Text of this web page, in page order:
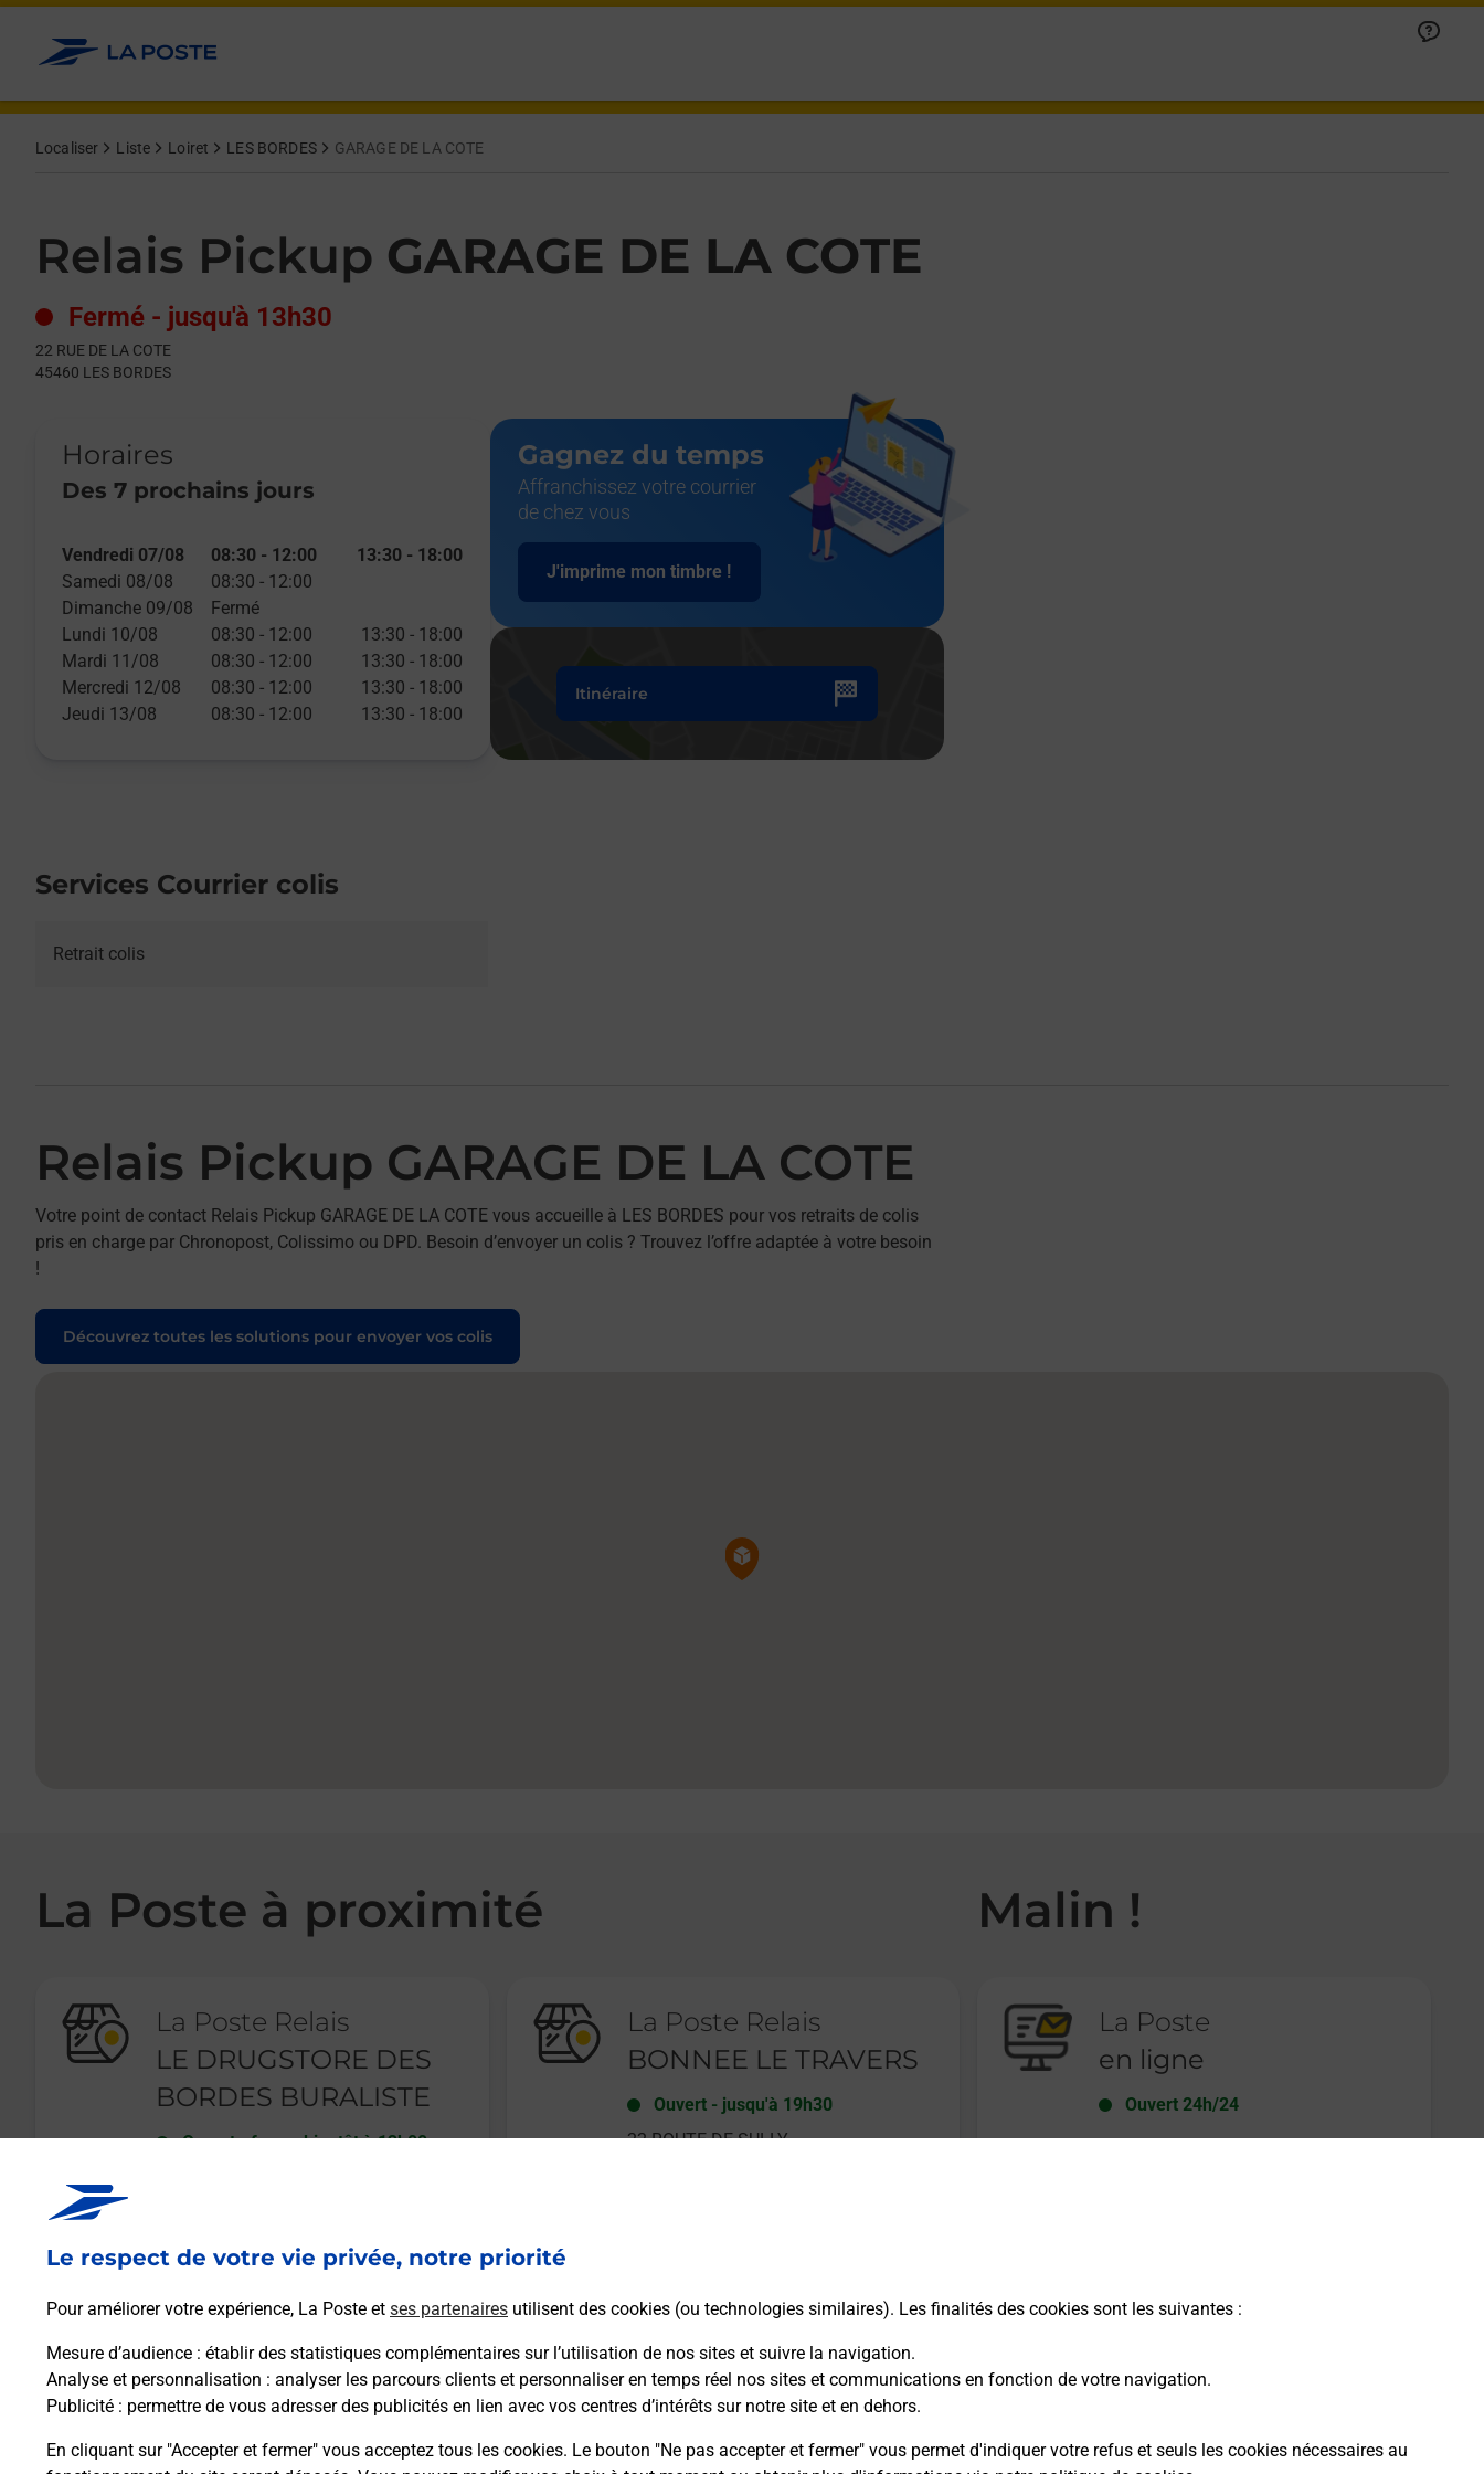
Le respect de votre vie privée, notre priorité
Pour améliorer votre expérience, La Poste et ses partenaires utilisent des cookies (ou technologies similaires). Les finalités des cookies sont les suivantes :
Mesure d’audience : établir des statistiques complémentaires sur l’utilisation de nos sites et suivre la navigation.
Analyse et personnalisation : analyser les parcours clients et personnaliser en temps réel nos sites et communications en fonction de votre navigation.
Publicité : permettre de vous adresser des publicités en lien avec vos centres d’intérêts sur notre site et en dehors.
En cliquant sur "Accepter et fermer" vous acceptez tous les cookies. Le bouton "Ne pas accepter et fermer" vous permet d'indiquer votre refus et seuls les cookies nécessaires au
Allez au contenu
Localiser Liste Loiret LES BORDES GARAGE DE LA COTE
Relais Pickup GARAGE DE LA COTE
Fermé - jusqu'à 13h30
22 RUE DE LA COTE
45460 LES BORDES
Horaires
Des 7 prochains jours
Day of the WeekHours
Vendredi 07/08 08:30 - 12:00 13:30 - 18:00
Samedi 08/08
08:30 - 12:00
Dimanche 09/08
Fermé
Lundi 10/08
08:30 - 12:00 13:30 - 18:00
Mardi 11/08
08:30 - 12:00 13:30 - 18:00
Mercredi 12/08
08:30 - 12:00 13:30 - 18:00
Jeudi 13/08
08:30 - 12:00 13:30 - 18:00
Gagnez du temps
Affranchissez votre courrier
de chez vous
J'imprime mon timbre !
Itinéraire
Services Courrier colis
Retrait colis
Relais Pickup GARAGE DE LA COTE
Votre point de contact Relais Pickup GARAGE DE LA COTE vous accueille à LES BORDES pour vos retraits de colis
pris en charge par Chronopost, Colissimo ou DPD. Besoin d’envoyer un colis ? Trouvez l’offre adaptée à votre besoin
!
Découvrez toutes les solutions pour envoyer vos colis
Pin de la carte
Get directions to Relais Pickup at 22 RUE DE LA COTE LES BORDES,
lien s'ouvre dans un nouvel onglet
La Poste à proximité
La Poste Relais
LE DRUGSTORE DES
BORDES BURALISTE
Ouvert-ferme bientôt à 13h00
En savoir plus
La Poste Relais
BONNEE LE TRAVERS
Ouvert- jusqu'à 19h30
22 ROUTE DE SULLY
Malin !
La Poste
en ligne
Ouvert 24h/24